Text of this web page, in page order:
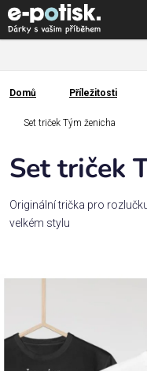
Přejít
na
obsah
Kategorie
Dárek
zájmy a
sport
Domů
Domů Příležitosti
Set triček Tým ženicha
Set triček
Originální trička pro
velkém stylu